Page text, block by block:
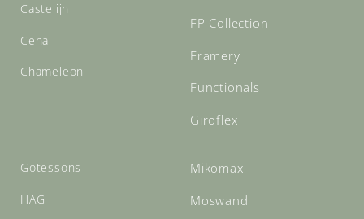
Castelijn
Ceha
Chameleon
FP Collection
Framery
Functionals
Giroflex
Götessons
HAG
Mikomax
Moswand